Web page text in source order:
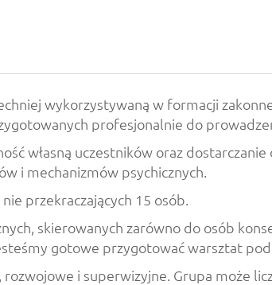
wykorzystywaną w formacji
profesjonalnie do
własną uczestników oraz
i mechanizmów psychicznych.
przekraczających 15 osób.
skierowanych zarówno do osób
gotowe przygotować warsztat
i superwizyjne. Grupa może